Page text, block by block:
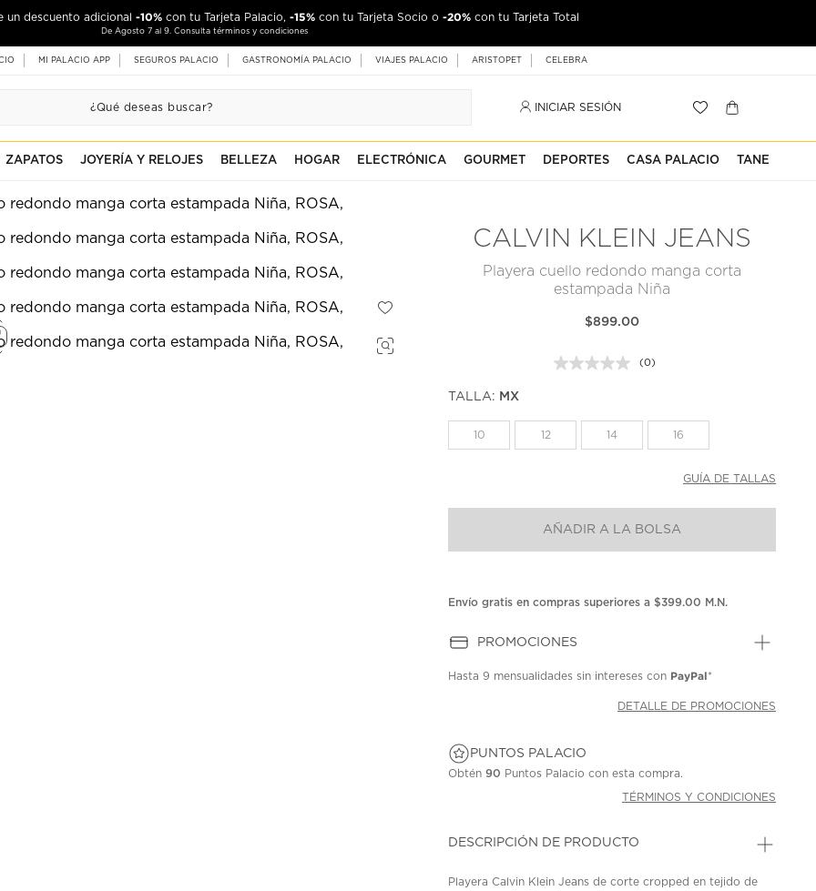
un descuento adicional -10% con tu Tarjeta Palacio, -15% con tu Tarjeta Socio o -20% con tu Tarjeta Total
De Agosto 7 al 9. Consulta términos y condiciones
MI PALACIO APP SEGUROS PALACIO GASTRONOMÍA PALACIO VIAJES PALACIO ARISTOPET CELEBRA
INICIAR SESIÓN
ZAPATOS JOYERÍA Y RELOJES BELLEZA HOGAR ELECTRÓNICA GOURMET DEPORTES CASA PALACIO TANE
CALVIN KLEIN JEANS
Playera cuello redondo manga corta
estampada Niña
$899.00
Sin
misma
(0)
TALLA: MX
10 12 14 16
GUÍA DE TALLAS
AÑADIR A LA BOLSA
Envío gratis en compras superiores a $399.00 M.N.
PROMOCIONES
Hasta9 mensualidades sin intereses con PayPal*
DETALLE DE PROMOCIONES
PUNTOS PALACIO
Obtén90 Puntos Palacio con esta compra.
TÉRMINOS Y CONDICIONES
DESCRIPCIÓN DE PRODUCTO
Playera Calvin Klein Jeans de corte cropped en tejido de